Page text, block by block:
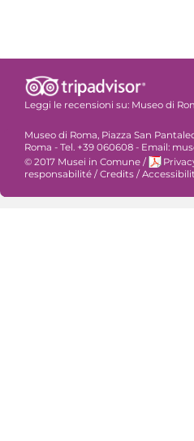
Leggi le recensioni su: Museo di
Museo di Roma, Piazza San
Roma - Tel. +39 060608 - Email:
© 2017 Musei in Comune /
responsabilité / Credits /